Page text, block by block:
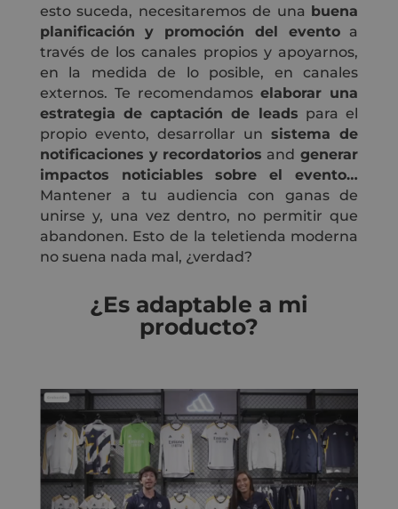
esto suceda, necesitaremos de una buena
planificación y promoción del eventoa
través de los canales propios y apoyarnos,
en la medida de lo posible, en canales
externos. Te recomendamoselaborar una
estrategia de captación de leads para el
propio evento, desarrollar unsistema de
notificaciones y recordatorios and generar
impactos noticiables sobre el evento…
Mantener a tu audiencia con ganas de
unirse y, una vez dentro, no permitir que
abandonen. Esto de la teletienda moderna
no suena nada mal, ¿verdad?
¿Es adaptable a mi
producto?